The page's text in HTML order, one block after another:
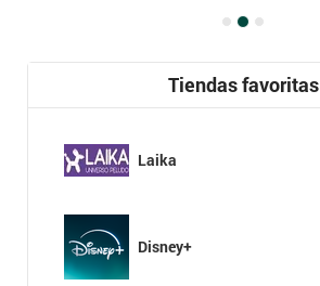
Tiendas favoritas
Laika
Disney+